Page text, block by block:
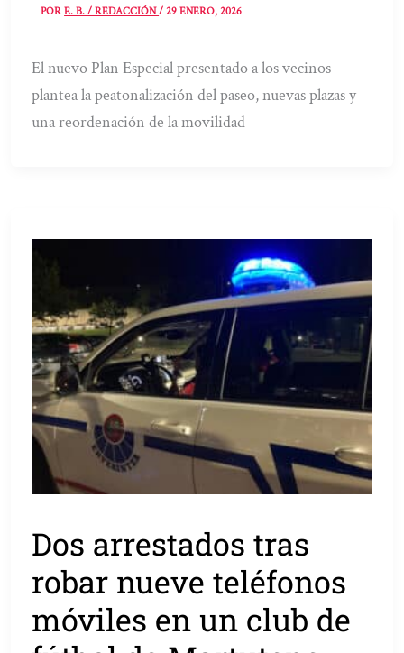
PORE. B. / REDACCIÓN/29 ENERO, 2026
El nuevo Plan Especial presentado a los vecinos
plantea la peatonalización del paseo, nuevas plazas y
una reordenación de la movilidad
Dos arrestados tras
robar nueve teléfonos
móviles en un club de